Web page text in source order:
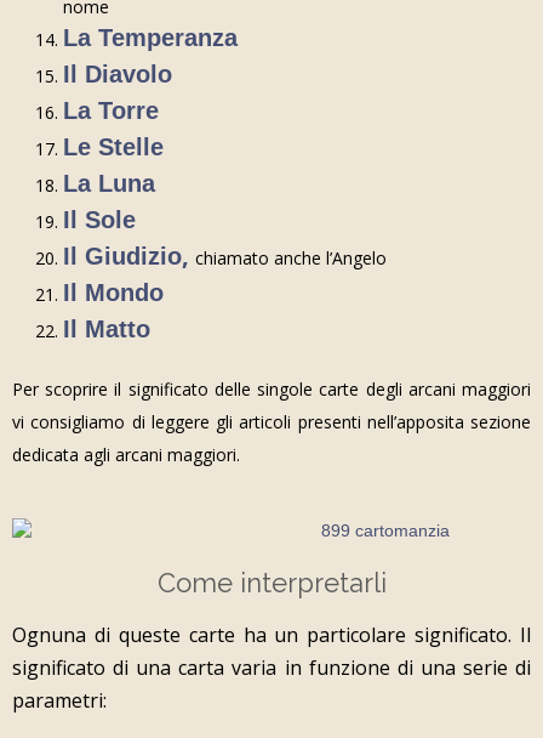
nome
La Temperanza
Il Diavolo
La Torre
Le Stelle
La Luna
Il Sole
Il Giudizio, chiamato anche l’Angelo
Il Mondo
Il Matto
Per scoprire il significato delle singole carte degli arcani maggiori
vi consigliamo di leggere gli articoli presenti nell’apposita sezione
dedicata agli arcani maggiori.
Come interpretarli
Ognuna di queste carte ha un particolare significato. Il
significato di una carta varia in funzione di una serie di
parametri: